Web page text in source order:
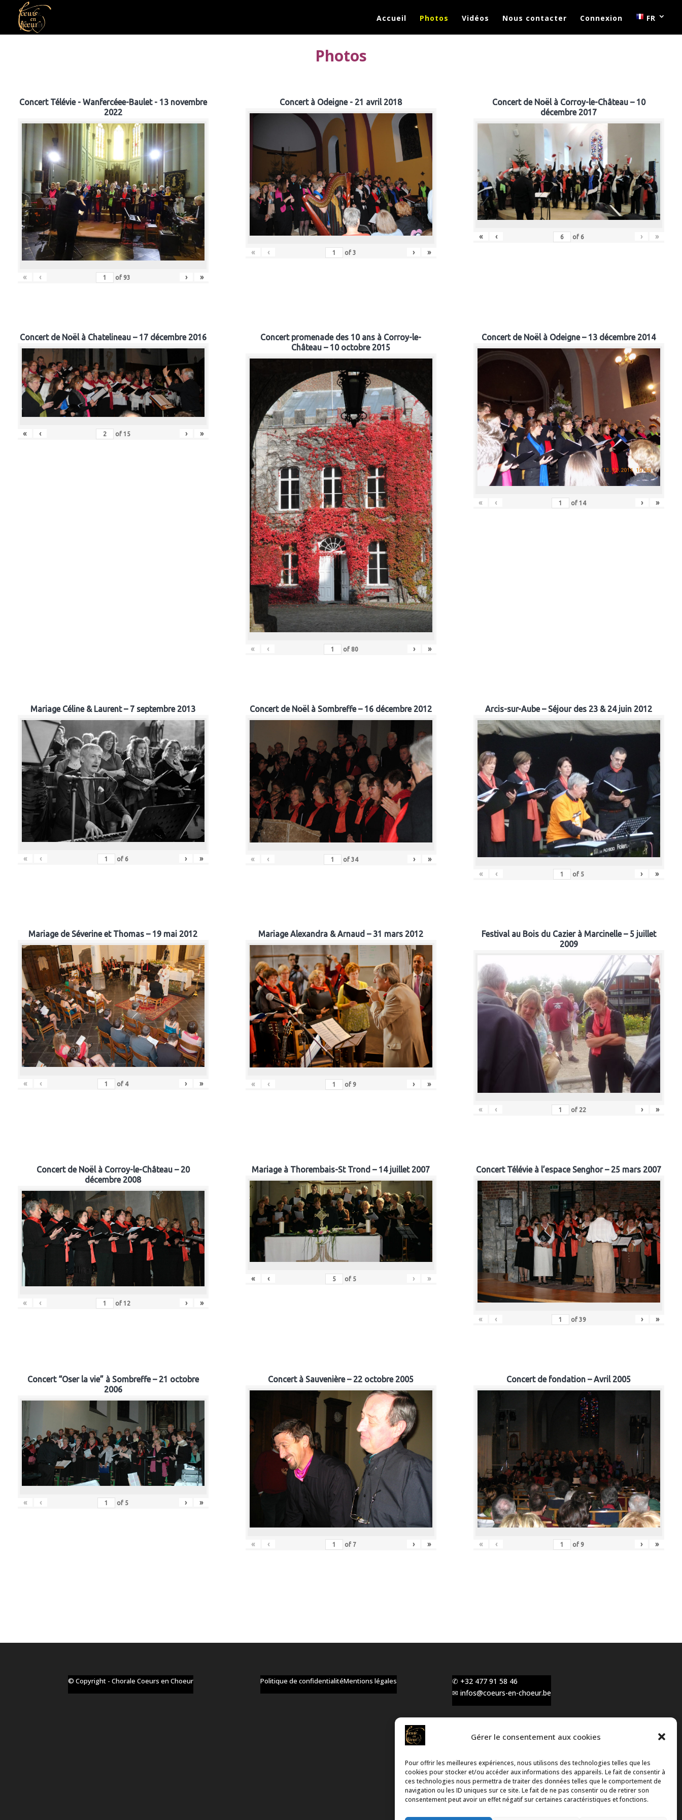
Gérer le consentement aux cookies
Pour offrir les meilleures expériences, nous utilisons des technologies telles que les
cookies pour stocker et/ou accéder aux informations des appareils. Le fait de consentir à
ces technologies nous permettra de traiter des données telles que le comportement de
navigation ou les ID uniques sur ce site. Le fait de ne pas consentir ou de retirer son
consentement peut avoir un effet négatif sur certaines caractéristiques et fonctions.
Accueil Photos Vidéos Nous contacter Connexion FR
Photos
Concert Télévie - Wanfercéee-Baulet - 13 novembre
2022
« ‹ of 93 › »
Concert à Odeigne - 21 avril 2018
« ‹ of3 › »
Concert de Noël à Corroy-le-Château – 10
décembre 2017
« ‹ of 6 › »
Concert de Noël à Chatelineau – 17 décembre 2016
« ‹ of 15 › »
Concert promenade des 10 ans à Corroy-le-
Château – 10 octobre 2015
« ‹ of 80 › »
Concert de Noël à Odeigne – 13 décembre 2014
« ‹ of 14 › »
Mariage Céline & Laurent – 7 septembre 2013
« ‹ of 6 › »
Concert de Noël à Sombreffe – 16 décembre 2012
« ‹ of 34 › »
Arcis-sur-Aube – Séjour des 23 & 24 juin 2012
« ‹ of 5 › »
Mariage de Séverine et Thomas – 19 mai 2012
« ‹ of 4 › »
Mariage Alexandra & Arnaud – 31 mars 2012
« ‹ of 9 › »
Festival au Bois du Cazier à Marcinelle – 5 juillet
2009
« ‹ of 22 › »
Concert de Noël à Corroy-le-Château – 20
décembre 2008
« ‹ of 12 › »
Mariage à Thorembais-St Trond – 14 juillet 2007
« ‹ of 5 › »
Concert Télévie à l’espace Senghor – 25 mars 2007
« ‹ of 39 › »
Concert “Oser la vie” à Sombreffe – 21 octobre
2006
« ‹ of 5 › »
Concert à Sauvenière – 22 octobre 2005
« ‹ of 7 › »
Concert de fondation – Avril 2005
« ‹ of 9 › »
© Copyright - Chorale Coeurs en Choeur Politique de confidentialitéMentions légales
✆ +32 477 91 58 46
✉ infos@coeurs-en-choeur.be
Toute proposition de partenariat en
téléphone ou par message !